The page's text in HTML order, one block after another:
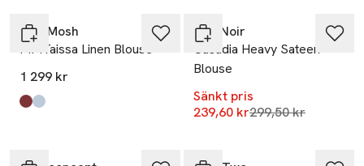
Mos Mosh
MMTaissa Linen Blouse
1 299 kr
Produkten finns i färgerna:
Cowhide
Skyway
Neo Noir
Casadia Heavy Sateen
Blouse
Sänkt pris
239,60 krLägsta pris 30
299,50 kr